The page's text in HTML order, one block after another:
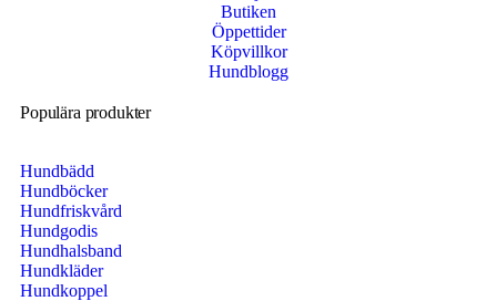
Butiken
Öppettider
Köpvillkor
Hundblogg
Populära produkter
Hundbädd
Hundböcker
Hundfriskvård
Hundgodis
Hundhalsband
Hundkläder
Hundkoppel